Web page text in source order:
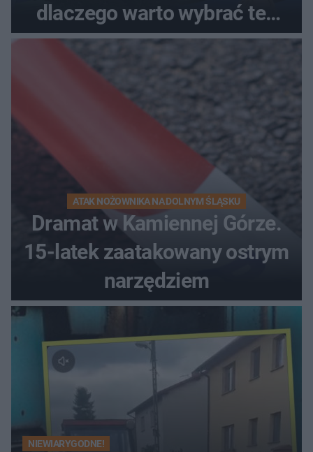
dlaczego warto wybrać ten
kierunek na urlop!
ATAK NOŻOWNIKA NA DOLNYM ŚLĄSKU
Dramat w Kamiennej Górze.
15-latek zaatakowany ostrym
narzędziem
NIEWIARYGODNE!